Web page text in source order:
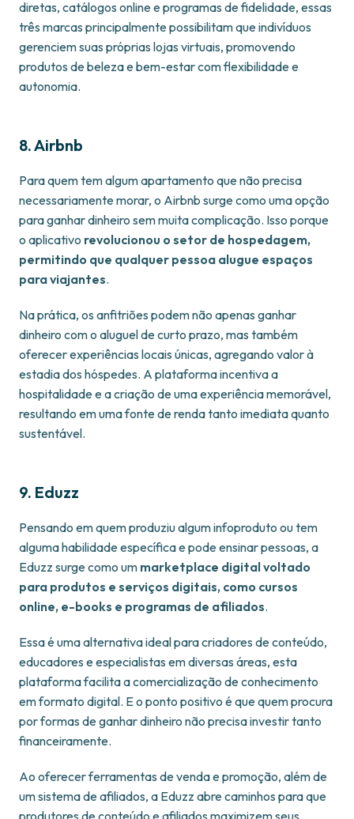
diretas, catálogos online e programas de fidelidade, essas
três marcas principalmente possibilitam que indivíduos
gerenciem suas próprias lojas virtuais, promovendo
produtos de beleza e bem-estar com flexibilidade e
autonomia.
8.Airbnb
Para quem tem algum apartamento que não precisa
necessariamente morar, o Airbnb surge como uma opção
para ganhar dinheiro sem muita complicação. Isso porque
o aplicativo revolucionou o setor de hospedagem,
permitindo que qualquer pessoa alugue espaços
para viajantes.
Na prática, os anfitriões podem não apenas ganhar
dinheiro com o aluguel de curto prazo, mas também
oferecer experiências locais únicas, agregando valor à
estadia dos hóspedes. A plataforma incentiva a
hospitalidade e a criação de uma experiência memorável,
resultando em uma fonte de renda tanto imediata quanto
sustentável.
9. Eduzz
Pensando em quem produziu algum infoproduto ou tem
alguma habilidade específica e pode ensinar pessoas, a
Eduzz surge como um marketplace digital voltado
para produtos e serviços digitais, como cursos
online, e-books e programas de afiliados.
Essa é uma alternativa ideal para criadores de conteúdo,
educadores e especialistas em diversas áreas, esta
plataforma facilita a comercialização de conhecimento
em formato digital. E o ponto positivo é que quem procura
por formas de ganhar dinheiro não precisa investir tanto
financeiramente.
Ao oferecer ferramentas de venda e promoção, além de
um sistema de afiliados, a Eduzz abre caminhos para que